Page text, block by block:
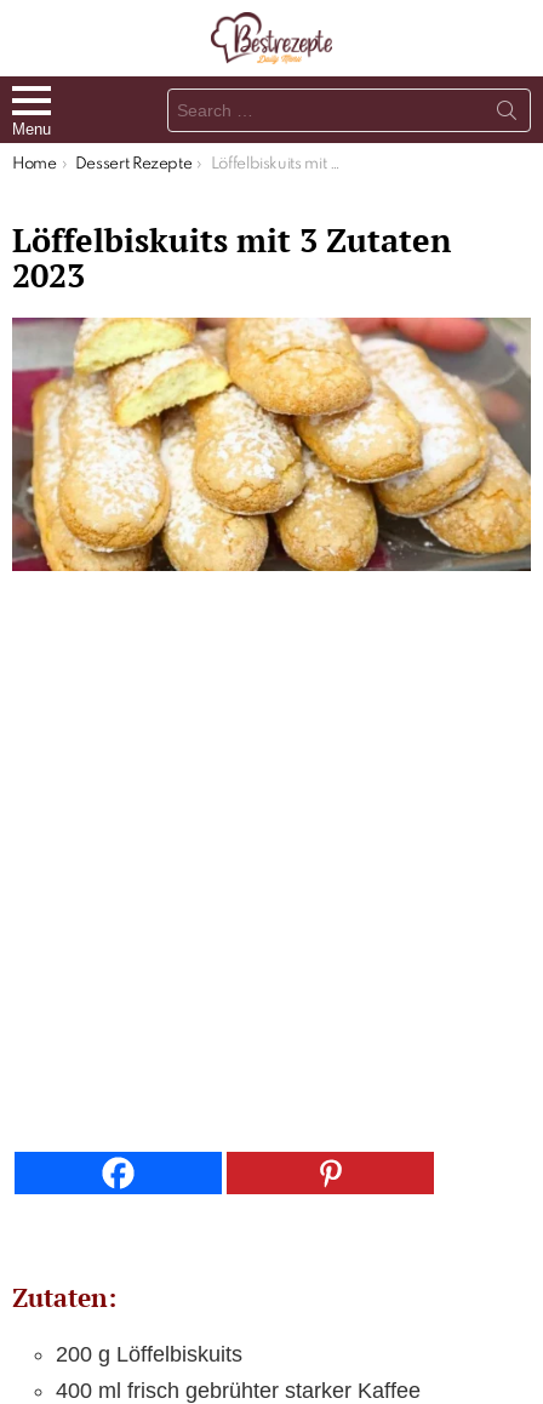
Menu
Search
for:
You are here:
Home Dessert Rezepte Löffelbiskuits mit 3 Zutaten 2023
Löffelbiskuits mit 3 Zutaten
2023
Zutaten:
200 g Löffelbiskuits
400 ml frisch gebrühter starker Kaffee